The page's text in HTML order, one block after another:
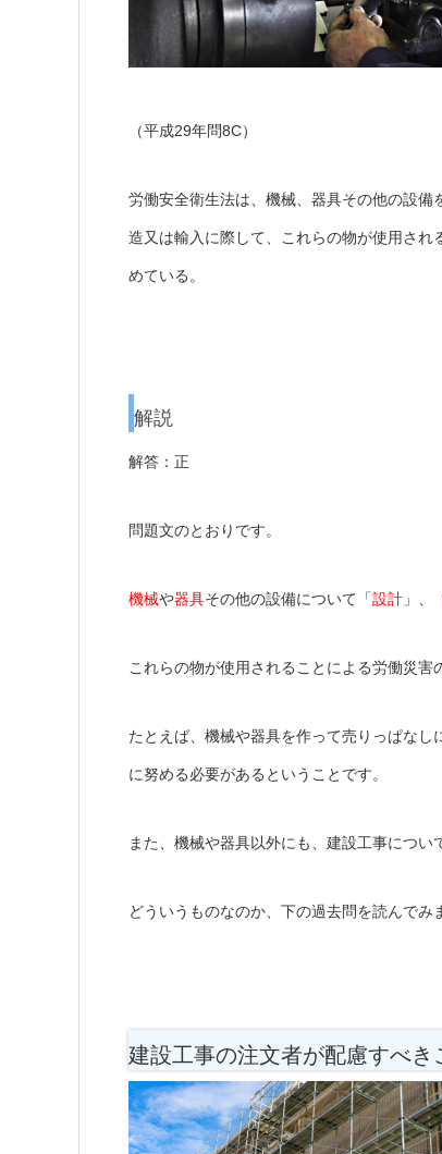
（平成29年問8C）
労働安全衛生法は、機械、器具その他の設
造又は輸入に際して、これらの物が使用さ
めている。
解説
解答：正
問題文のとおりです。
機械や器具その他の設備について「設計 」、
これらの物が使用されることによる労働災害
たとえば、機械や器具を作って売りっぱな
に努める必要があるということです。
また、機械や器具以外にも、建設工事につい
どういうものなのか、下の過去問を読んでみ
建設工事の注文者が配慮すべき